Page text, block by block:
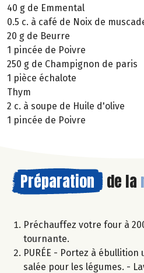
40 g de Emmental
0.5 c. à café de Noix de
20 g de Beurre
1 pincée de Poivre
250 g de Champignon de paris
1 pièce échalote
Thym
2 c. à soupe de Huile d'olive
1 pincée de Poivre
Préparation de la
Préchauffez votre four à
tournante.
PURÉE - Portez à
salée pour les légumes. -